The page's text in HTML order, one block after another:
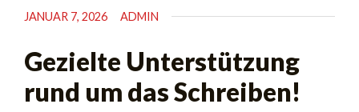
JANUAR 7, 2026 ADMIN
Gezielte Unterstützung
rund um das Schreiben!